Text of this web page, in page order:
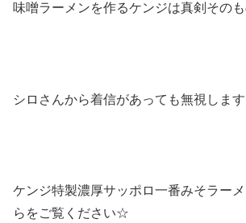
味噌ラーメンを作るケンジは真剣そのも
シロさんから着信があっても無視します
ケンジ特製濃厚サッポロ一番みそラー
らをご覧ください☆